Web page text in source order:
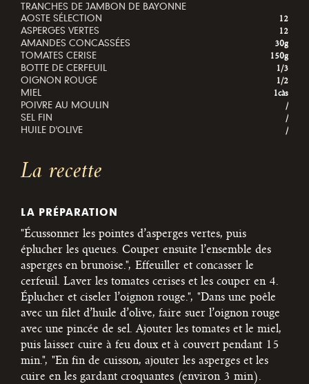
TRANCHES DE JAMBON DE BAYONNE
AOSTE SÉLECTION
12
ASPERGES VERTES 12
AMANDES CONCASSÉES 30g
TOMATES CERISE 150g
BOTTE DE CERFEUIL 1/3
OIGNON ROUGE 1/2
MIEL 1càs
POIVRE AU MOULIN /
SEL FIN /
HUILE D'OLIVE /
La recette
LA PRÉPARATION
"Écussonner les pointes d’asperges vertes, puis
éplucher les queues. Couper ensuite l’ensemble des
asperges en brunoise.", Effeuiller et concasser le
cerfeuil. Laver les tomates cerises et les couper en 4.
Éplucher et ciseler l’oignon rouge.", "Dans une poêle
avec un filet d’huile d’olive, faire suer l’oignon rouge
avec une pincée de sel. Ajouter les tomates et le miel,
puis laisser cuire à feu doux et à couvert pendant 15
min.", "En fin de cuisson, ajouter les asperges et les
cuire en les gardant croquantes (environ 3 min).